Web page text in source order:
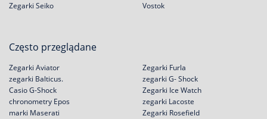
Zegarki Seiko
Vostok
Często przeglądane
Zegarki Aviator
zegarki Balticus.
Casio G-Shock
chronometry Epos
Zegarki Furla
zegarki G- Shock
Zegarki Ice Watch
zegarki Lacoste
marki Maserati
Zegarki Rosefield